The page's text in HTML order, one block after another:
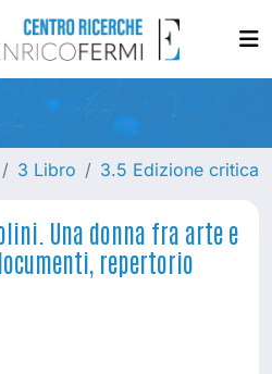
3 Libro 3.5 Edizione critica
Una donna fra arte e
repertorio